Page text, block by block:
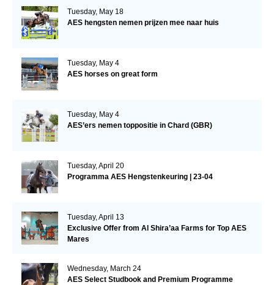
Tuesday, May 18
AES hengsten nemen prijzen mee naar huis
Tuesday, May 4
AES horses on great form
Tuesday, May 4
AES’ers nemen toppositie in Chard (GBR)
Tuesday, April 20
Programma AES Hengstenkeuring | 23-04
Tuesday, April 13
Exclusive Offer from Al Shira’aa Farms for Top AES
Mares
Wednesday, March 24
AES Select Studbook and Premium Programme